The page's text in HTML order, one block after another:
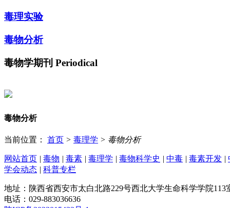
毒理实验
毒物分析
毒物学期刊 Periodical
毒物分析
当前位置： 首页 > 毒理学 > 毒物分析
网站首页 | 毒物 | 毒素 | 毒理学 | 毒物科学史 | 中毒 | 毒素开发 |
学会动态 | 科普专栏
地址：陕西省西安市太白北路229号西北大学生命科学学院113
电话：029-883036636